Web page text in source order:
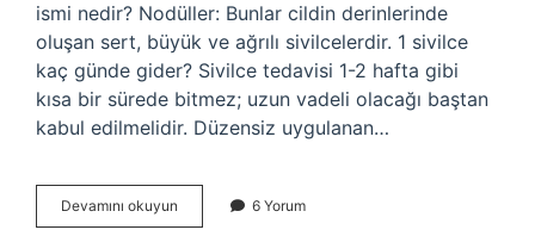
ismi nedir? Nodüller: Bunlar cildin derinlerinde
oluşan sert, büyük ve ağrılı sivilcelerdir. 1 sivilce
kaç günde gider? Sivilce tedavisi 1-2 hafta gibi
kısa bir sürede bitmez; uzun vadeli olacağı baştan
kabul edilmelidir. Düzensiz uygulanan…
Devamını okuyun
Türlü
6 Yorum